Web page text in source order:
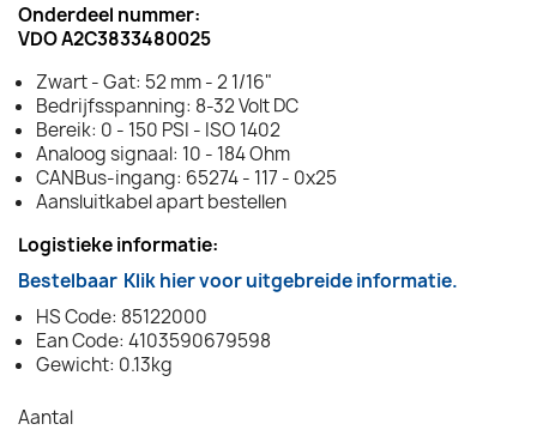
Onderdeel nummer:
VDO A2C3833480025
Zwart - Gat: 52 mm - 2 1/16"
Bedrijfsspanning: 8-32 Volt DC
Bereik: 0 - 150 PSI - ISO 1402
Analoog signaal: 10 - 184 Ohm
CANBus-ingang: 65274 - 117 - 0x25
Aansluitkabel apart bestellen
Logistieke informatie:
Bestelbaar Klik hier voor uitgebreide informatie.
HS Code: 85122000
Ean Code: 4103590679598
Gewicht: 0.13kg
Aantal